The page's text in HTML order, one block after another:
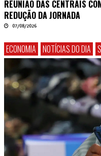
REUNIÃO DAS CENTRAIS
REDUÇÃO DA JORNADA
07/08/2026
ECONOMIA NOTÍCIAS DO DIA